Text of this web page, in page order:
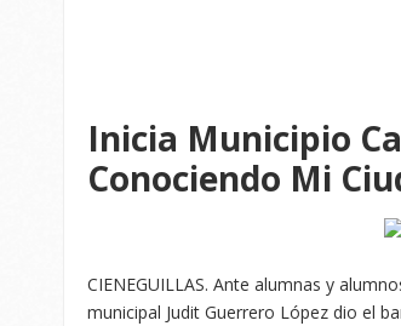
Inicia Municipio
Conociendo Mi
CIENEGUILLAS. Ante alumnas y
municipal Judit Guerrero López dio el